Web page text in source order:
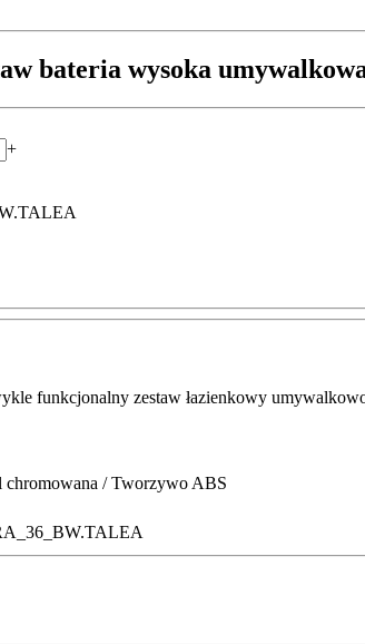
bateria wysoka
+
funkcjonalny zestaw łazienkowy
chromowana / Tworzywo ABS